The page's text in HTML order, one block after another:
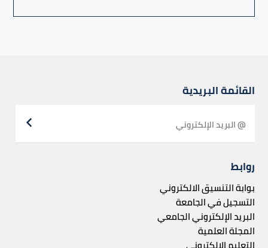
القائمة البريدية
روابط
بوابة التنسيق الالكتروني
التسجيل في الجامعة
البريد الإلكتروني الجامعي
المجلة العلمية